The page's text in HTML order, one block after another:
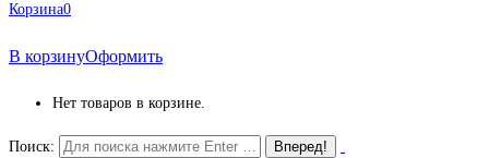
Корзина0
В корзинуОформить
Нет товаров в корзине.
Поиск: